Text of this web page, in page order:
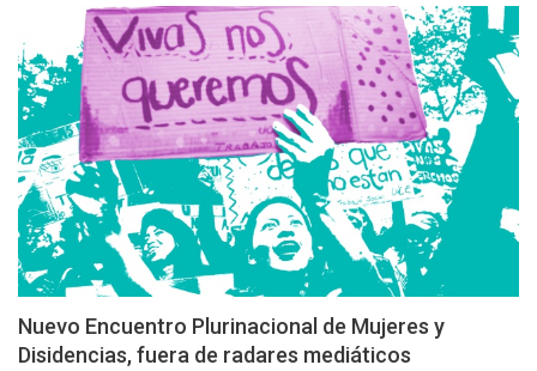
Nuevo Encuentro Plurinacional de Mujeres y
Disidencias, fuera de radares mediáticos